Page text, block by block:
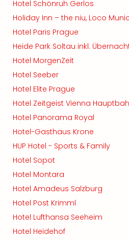
Hotel Schönruh Gerlos
Holiday Inn – the niu, Loco
Hotel Paris Prague
Heide Park Soltau inkl.
Hotel MorgenZeit
Hotel Seeber
Hotel Elite Prague
Hotel Zeitgeist Vienna
Hotel Panorama Royal
Hotel-Gasthaus Krone
HUP Hotel - Sports & Family
Hotel Sopot
Hotel Montara
Hotel Amadeus Salzburg
Hotel Post Krimml
Hotel Lufthansa Seeheim
Hotel Heidehof